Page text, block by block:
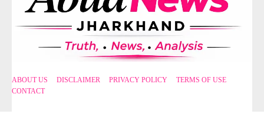
ABOUT US DISCLAIMER PRIVACY POLICY
TERMS OF USE
CONTACT